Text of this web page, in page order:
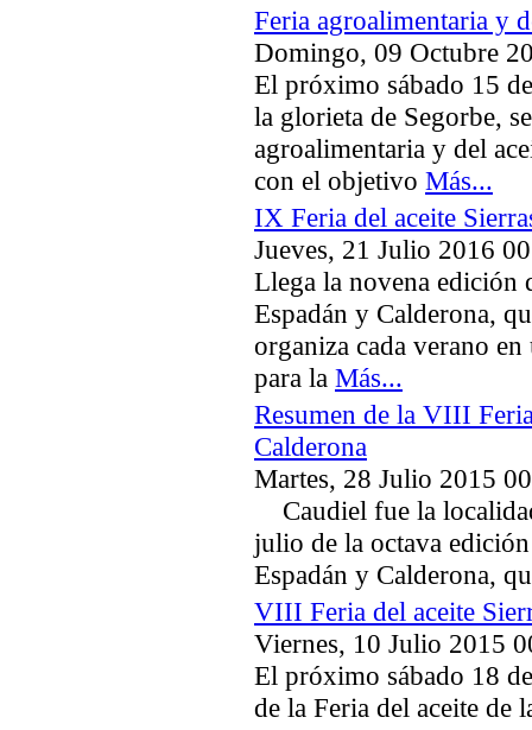
Feria agroalimentaria y
Domingo, 09 Octubre
El próximo sábado 15
la glorieta de Segorbe,
agroalimentaria y del
con el objetivo Más...
IX Feria del aceite
Jueves, 21 Julio 2016
Llega la novena edición
Espadán y Calderona,
organiza cada verano
para la Más...
Resumen de la VIII
Calderona
Martes, 28 Julio 2015
Caudiel fue la
julio de la octava
Espadán y Calderona,
VIII Feria del aceite
Viernes, 10 Julio 2015
El próximo sábado 18
de la Feria del aceite de